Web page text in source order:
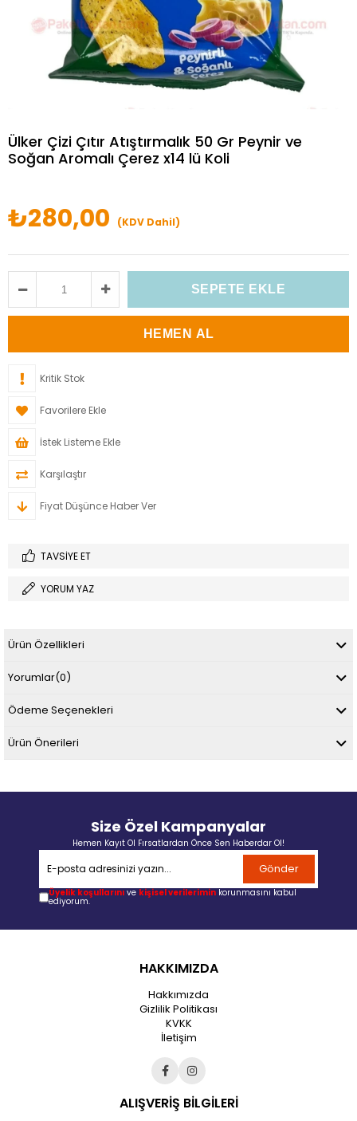
Ülker Çizi Çıtır Atıştırmalık 50 Gr Peynir ve
Soğan Aromalı Çerez x14 lü Koli
₺280,00 (KDV Dahil)
Kritik Stok
Favorilere Ekle
İstek Listeme Ekle
Karşılaştır
Fiyat Düşünce Haber Ver
TAVSIYE ET
YORUM YAZ
Ürün Özellikleri
Yorumlar(0)
Ödeme Seçenekleri
Ürün Önerileri
Size Özel Kampanyalar
Hemen Kayıt Ol Fırsatlardan Önce Sen Haberdar Ol!
Gönder
Üyelik koşullarını ve kişisel verilerimin korunmasını kabul
ediyorum.
HAKKIMIZDA
Hakkımızda
Gizlilik Politikası
KVKK
İletişim
ALIŞVERİŞ BİLGİLERİ